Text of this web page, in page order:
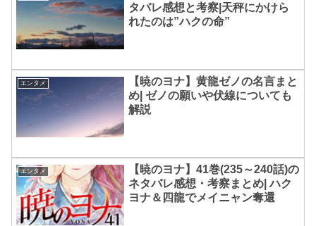
タバレ感想と考察|天秤にかけら
れたのは”ハクの命”
エンタメ
【暁のヨナ】黄龍ゼノの名言まと
め| ゼノの願いや伏線についても
解説
エンタメ
【暁のヨナ】41巻(235～240話)の
ネタバレ感想・考察まとめ| ハク
ヨナ＆四龍でメイニャン奪還